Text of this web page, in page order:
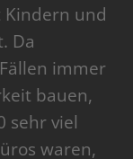
und
Da
immer
bauen,
sehr viel
waren,